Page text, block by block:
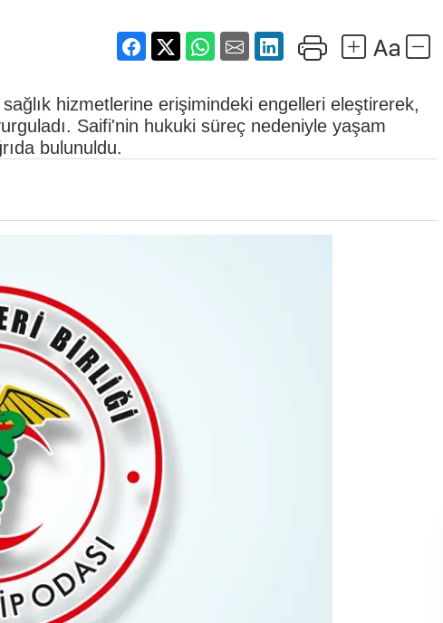
hizmetlerine erişimindeki engelleri eleştirerek,
Saifi'nin hukuki süreç nedeniyle yaşam
bulunuldu.